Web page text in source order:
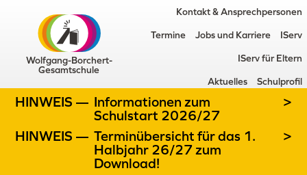
Wolfgang-Borchert-
Gesamtschule
Kontakt & Ansprechpersonen
Termine Jobs und Karriere IServ
IServ für Eltern
Aktuelles Schulprofil
HINWEIS — Informationen zum
Schulstart 2026/27
>
HINWEIS — Terminübersicht für das 1.
Halbjahr 26/27 zum
Download!
>